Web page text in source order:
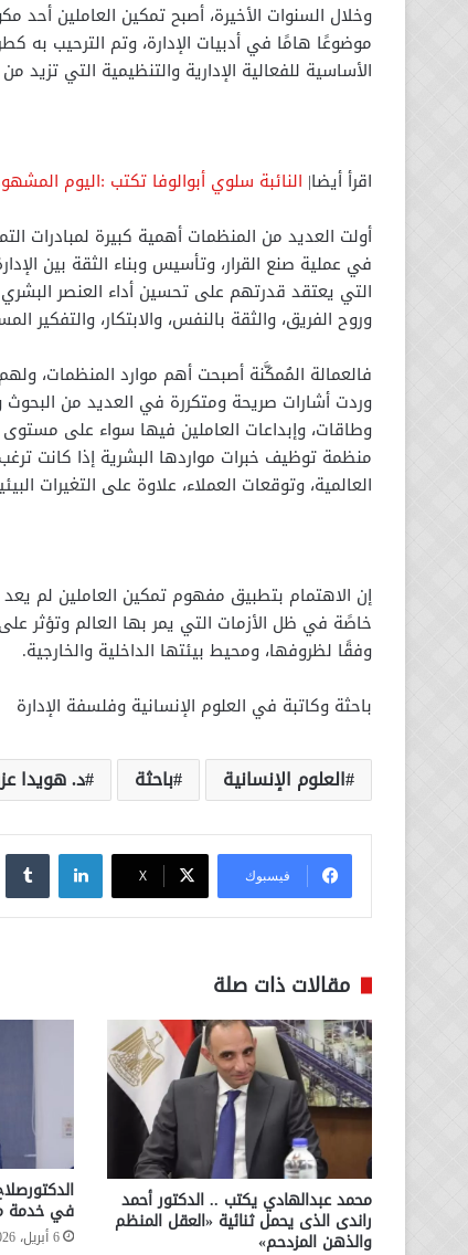
وخلال السنوات الأخيرة، أصبح تمكين العاملين
موضوعًا هامًا في أدبيات الإدارة، وتم الترحيب به
الأساسية للفعالية الإدارية والتنظيمية التي
اقرأ أيضا| النائبة سلوي أبوالوفا تكتب :اليوم
أولت العديد من المنظمات أهمية كبيرة لمبادرات
في عملية صنع القرار، وتأسيس وبناء الثقة بين
التي يعتقد قدرتهم على تحسين أداء العنصر
وروح الفريق، والثقة بالنفس، والابتكار، والتفكير
فالعمالة المُمكَّنة أصبحت أهم موارد المنظمات،
وردت أشارات صريحة ومتكررة في العديد من
وطاقات، وإبداعات العاملين فيها سواء على
منظمة توظيف خبرات مواردها البشرية إذا كانت
العالمية، وتوقعات العملاء، علاوة على التغيرات
إن الاهتمام بتطبيق مفهوم تمكين العاملين لم
خاصًة في ظل الأزمات التي يمر بها العالم وتؤثر
وفقًا لظروفها، ومحيط بيئتها الداخلية والخارجية.
باحثة وكاتبة في العلوم الإنسانية وفلسفة الإدارة
العلوم الإنسانية باحثة د. هويدا
فيسبوك ‫X
لينكدإن
مقالات ذات صلة
محمد عبدالهادي يكتب .. الدكتور أحمد
راندى الذى يحمل ثنائية «العقل المنظم
والذهن المزدحم»
في خدمة
6 أبريل، 2026